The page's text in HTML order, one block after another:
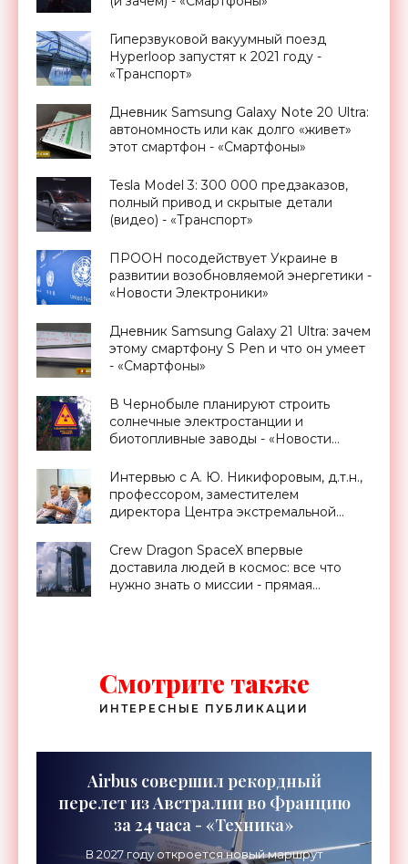
Гиперзвуковой вакуумный поезд
Hyperloop запустят к 2021 году -
«Транспорт»
Дневник Samsung Galaxy Note 20 Ultra:
автономность или как долго «живет»
этот смартфон - «Смартфоны»
Tesla Model 3: 300 000 предзаказов,
полный привод и скрытые детали
(видео) - «Транспорт»
ПРООН посодействует Украине в
развитии возобновляемой энергетики -
«Новости Электроники»
Дневник Samsung Galaxy 21 Ultra: зачем
этому смартфону S Pen и что он умеет
- «Смартфоны»
В Чернобыле планируют строить
солнечные электростанции и
биотопливные заводы - «Новости
Интервью с А. Ю. Никифоровым, д.т.н.,
профессором, заместителем
директора Центра экстремальной
МИФИ - «Смартфоны»
Crew Dragon SpaceX впервые
доставила людей в космос: все что
нужно знать о миссии - прямая
Смотрите также
ИНТЕРЕСНЫЕ ПУБЛИКАЦИИ
Airbus совершил рекордный
перелет из Австралии во Францию
за 24 часа - «Техника»
В 2027 году откроется новый маршрут